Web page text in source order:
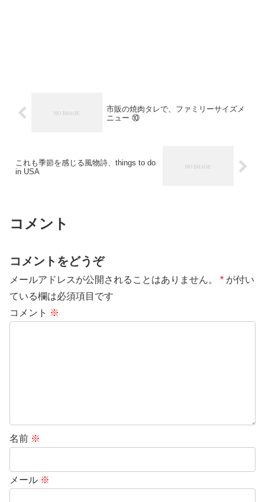
市販の焼肉タレで、ファミリーサイズメ
ニュー ⑩
これも季節を感じる風物詩、things to do
in USA
コメント
コメントをどうぞ
メールアドレスが公開されることはありません。 * が付い
ている欄は必須項目です
コメント ※
名前 ※
メール ※